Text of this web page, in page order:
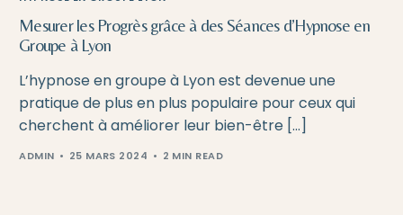
Mesurer les Progrès grâce à des Séances d’Hypnose en
Groupe à Lyon
L’hypnose en groupe à Lyon est devenue une
pratique de plus en plus populaire pour ceux qui
cherchent à améliorer leur bien-être […]
ADMIN 25 MARS 2024 2 MIN READ